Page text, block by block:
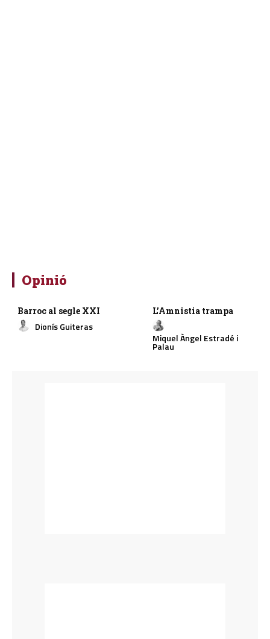
Opinió
Barroc al segle XXI
Dionís Guiteras
L’Amnistia trampa
Miquel Àngel Estradé i
Palau